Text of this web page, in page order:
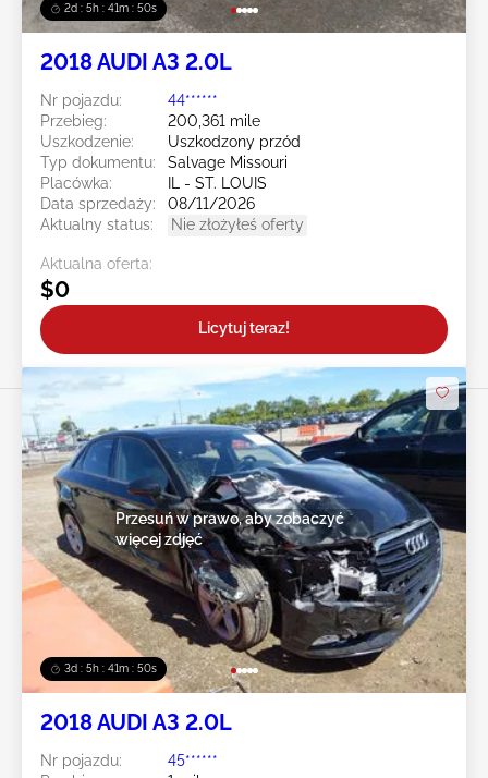
2d : 5h : 41m : 49s
2018 AUDI A3 2.0L
Nr pojazdu:
44******
Przebieg:
200,361 mile
Uszkodzenie:
Uszkodzony przód
Typ dokumentu:
Salvage Missouri
Placówka:
IL - ST. LOUIS
Data sprzedaży:
08/11/2026
Aktualny status:
Nie złożyłeś oferty
Aktualna oferta:
$0
Licytuj teraz!
3d : 5h : 41m : 49s
Przesuń w prawo, aby zobaczyć
więcej zdjęć
2018 AUDI A3 2.0L
Nr pojazdu:
45******